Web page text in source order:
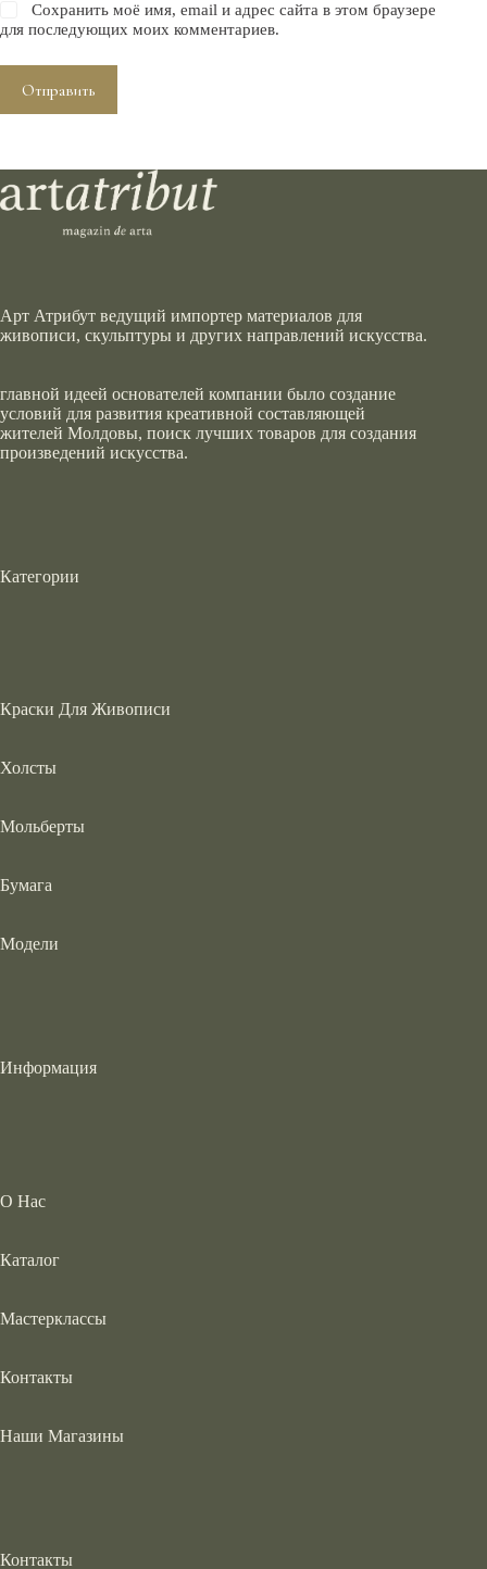
Сохранить моё имя, email и адрес сайта в этом браузере
для последующих моих комментариев.
Отправить
Арт Атрибут ведущий импортер материалов для
живописи, скульптуры и других направлений искусства.
главной идеей основателей компании было создание
условий для развития креативной составляющей
жителей Молдовы, поиск лучших товаров для создания
произведений искусства.
Категории
Краски Для Живописи
Холсты
Мольберты
Бумага
Модели
Информация
О Нас
Каталог
Мастерклассы
Контакты
Наши Магазины
Контакты